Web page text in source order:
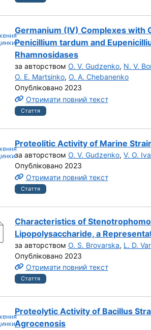
під номером 11
Germanium (IV) Complexes with
Penicillium tardum and
Rhamnosidases
за авторством O. V. Gudzenko, N. V.
О. E. Martsinko, О. A. Chebanenko
Опубліковано 2023
Отримати повний текст
Стаття
під номером 12
Proteolitic Activity of Marine
за авторством O. V. Gudzenko, V. O.
Опубліковано 2023
Отримати повний текст
Стаття
під номером 13
Characteristics of
Lipopolysaccharide, a
за авторством O. S. Brovarska, L. D.
Опубліковано 2023
Отримати повний текст
Стаття
під номером 14
Proteolytic Activity of Bacillus
Agrocenosis